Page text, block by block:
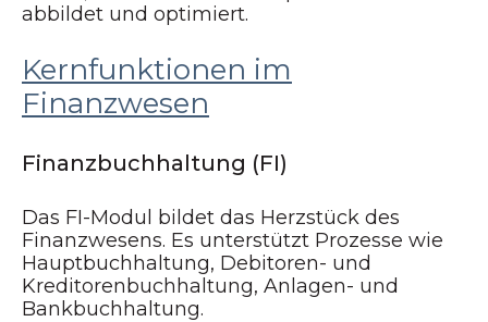
abbildet und optimiert.
Kernfunktionen im
Finanzwesen
Finanzbuchhaltung (FI)
Das FI-Modul bildet das Herzstück des
Finanzwesens. Es unterstützt Prozesse wie
Hauptbuchhaltung, Debitoren- und
Kreditorenbuchhaltung, Anlagen- und
Bankbuchhaltung.